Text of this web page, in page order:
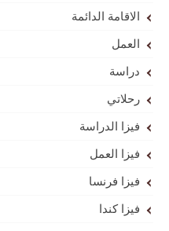
الاقامة الدائمة
العمل
دراسة
رحلاتي
فيزا الدراسة
فيزا العمل
فيزا فرنسا
فيزا كندا